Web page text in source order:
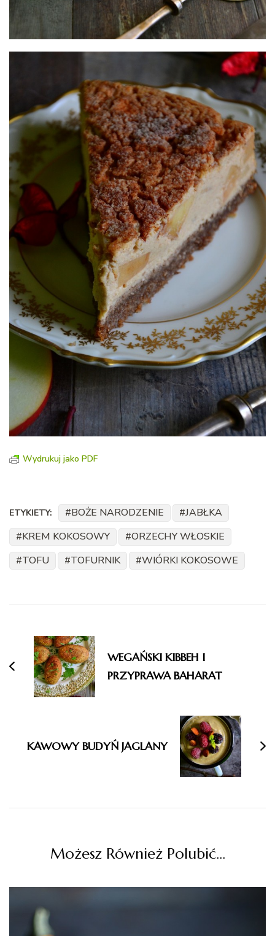
Wydrukuj jako PDF
ETYKIETY: BOŻE NARODZENIE
JABŁKA
KREM KOKOSOWY
ORZECHY WŁOSKIE
TOFU
TOFURNIK WIÓRKI KOKOSOWE
wpisu
WEGAŃSKI KIBBEH I
PRZYPRAWA BAHARAT
KAWOWY BUDYŃ JAGLANY
Możesz Również Polubić…